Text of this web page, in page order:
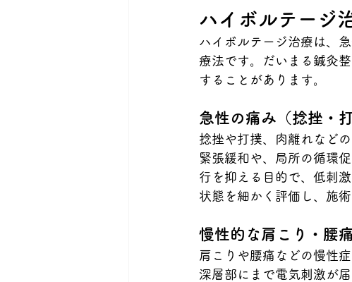
ハイボルテージ
ハイボルテージ治療は、
療法です。だいまる鍼灸
することがあります。
急性の痛み（捻挫・
捻挫や打撲、肉離れなど
緊張緩和や、局所の循環
行を抑える目的で、低刺
状態を細かく評価し、施
慢性的な肩こり・腰痛
肩こりや腰痛などの慢性
深層部にまで電気刺激が